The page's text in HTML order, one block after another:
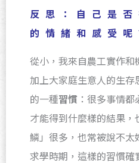
反思：自己是
的情緒和感受呢
從小，我來自農工實作和
加上大家庭生意人的生
的一種習慣 ：很多事情
才能得到什麼樣的結果
鱗」很多，也常被說不
求學時期，這樣的習慣